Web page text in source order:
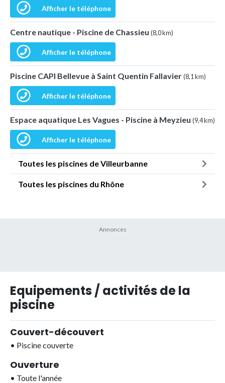
Afficher le téléphone
Centre nautique - Piscine de Chassieu (8,0 km)
Afficher le téléphone
Piscine CAPI Bellevue à Saint Quentin Fallavier(8,1 km)
Afficher le téléphone
Espace aquatique Les Vagues - Piscine à Meyzieu (9,4 km)
Afficher le téléphone
Toutes les piscines de Villeurbanne
Toutes les piscines du Rhône
Equipements / activités de la
piscine
Couvert-découvert
• Piscine couverte
Ouverture
• Toute l'année